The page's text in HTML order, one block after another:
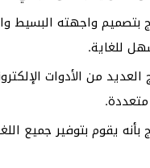
بتصميم واجهته البسيط
للغاية.
العديد من الأدوات
بأنه يقوم بتوفير جميع